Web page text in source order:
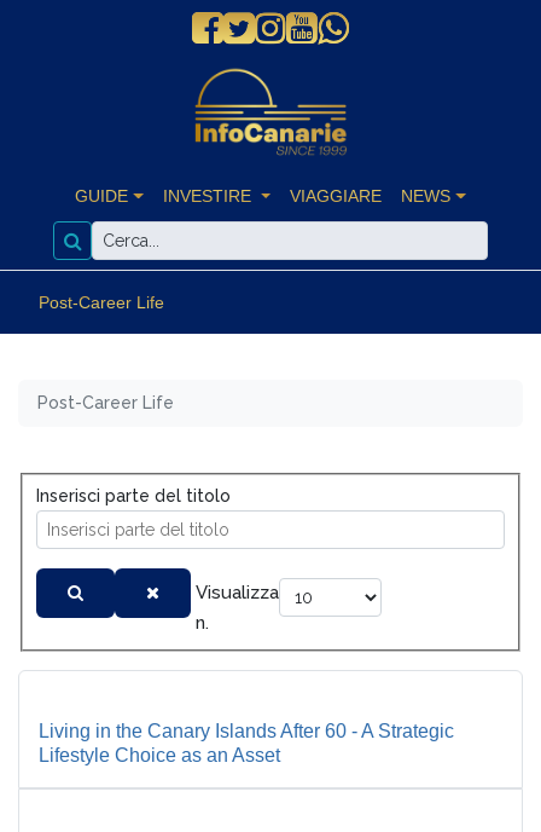
GUIDE INVESTIRE VIAGGIARE NEWS
Post-Career Life
Post-Career Life
Inserisci parte del titolo
Visualizza
n.
Living in the Canary Islands After 60 - A Strategic
Lifestyle Choice as an Asset